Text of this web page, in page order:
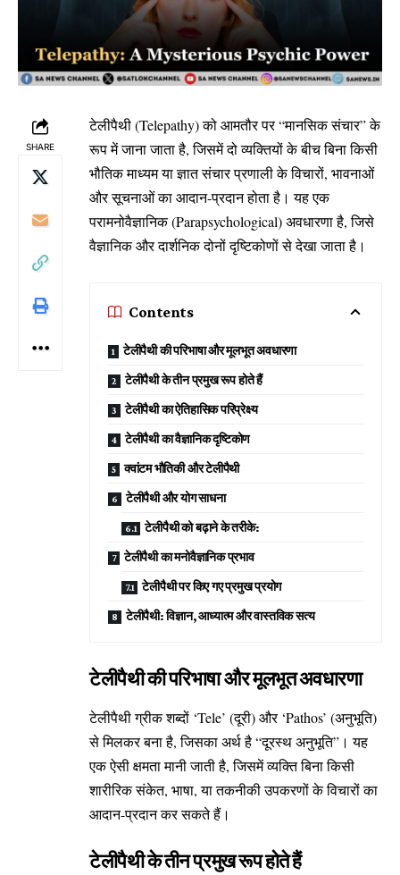
SHARE
टेलीपैथी (Telepathy) को आमतौर पर “मानसिक संचार” के
रूप में जाना जाता है, जिसमें दो व्यक्तियों के बीच बिना किसी
भौतिक माध्यम या ज्ञात संचार प्रणाली के विचारों, भावनाओं
और सूचनाओं का आदान-प्रदान होता है। यह एक
परामनोवैज्ञानिक (Parapsychological) अवधारणा है, जिसे
वैज्ञानिक और दार्शनिक दोनों दृष्टिकोणों से देखा जाता है।
Contents
टेलीपैथी की परिभाषा और मूलभूत अवधारणा
टेलीपैथी के तीन प्रमुख रूप होते हैं
टेलीपैथी का ऐतिहासिक परिप्रेक्ष्य
टेलीपैथी का वैज्ञानिक दृष्टिकोण
क्वांटम भौतिकी और टेलीपैथी
टेलीपैथी और योग साधना
टेलीपैथी को बढ़ाने के तरीके:
टेलीपैथी का मनोवैज्ञानिक प्रभाव
टेलीपैथी पर किए गए प्रमुख प्रयोग
टेलीपैथी: विज्ञान, आध्यात्म और वास्तविक सत्य
टेलीपैथी की परिभाषा और मूलभूत अवधारणा
टेलीपैथी ग्रीक शब्दों ‘Tele’ (दूरी) और ‘Pathos’ (अनुभूति)
से मिलकर बना है, जिसका अर्थ है “दूरस्थ अनुभूति”। यह
एक ऐसी क्षमता मानी जाती है, जिसमें व्यक्ति बिना किसी
शारीरिक संकेत, भाषा, या तकनीकी उपकरणों के विचारों का
आदान-प्रदान कर सकते हैं।
टेलीपैथी के तीन प्रमुख रूप होते हैं